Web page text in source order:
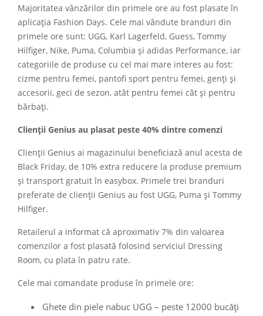
Majoritatea vânzărilor din primele ore au fost plasate în
aplicația Fashion Days. Cele mai vândute branduri din
primele ore sunt: UGG, Karl Lagerfeld, Guess, Tommy
Hilfiger, Nike, Puma, Columbia și adidas Performance, iar
categoriile de produse cu cel mai mare interes au fost:
cizme pentru femei, pantofi sport pentru femei, genți și
accesorii, geci de sezon, atât pentru femei cât și pentru
bărbați.
Clienții Genius au plasat peste 40% dintre comenzi
Clienții Genius ai magazinului beneficiază anul acesta de
Black Friday, de 10% extra reducere la produse premium
și transport gratuit în easybox. Primele trei branduri
preferate de clienții Genius au fost UGG, Puma și Tommy
Hilfiger.
Retailerul a informat că aproximativ 7% din valoarea
comenzilor a fost plasată folosind serviciul Dressing
Room, cu plata în patru rate.
Cele mai comandate produse în primele ore:
Ghete din piele nabuc UGG – peste 12000 bucăți